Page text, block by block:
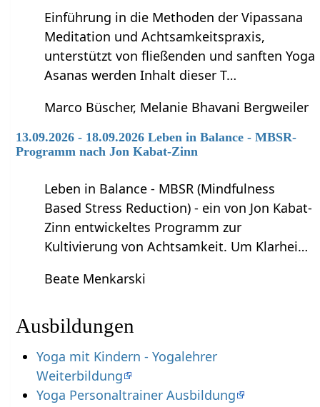
Einführung in die Methoden der Vipassana
Meditation und Achtsamkeitspraxis,
unterstützt von fließenden und sanften Yoga
Asanas werden Inhalt dieser T…
Marco Büscher, Melanie Bhavani Bergweiler
13.09.2026 - 18.09.2026 Leben in Balance - MBSR-
Programm nach Jon Kabat-Zinn
Leben in Balance - MBSR (Mindfulness
Based Stress Reduction) - ein von Jon Kabat-
Zinn entwickeltes Programm zur
Kultivierung von Achtsamkeit. Um Klarhei…
Beate Menkarski
Ausbildungen
Yoga mit Kindern - Yogalehrer
Weiterbildung
Yoga Personaltrainer Ausbildung